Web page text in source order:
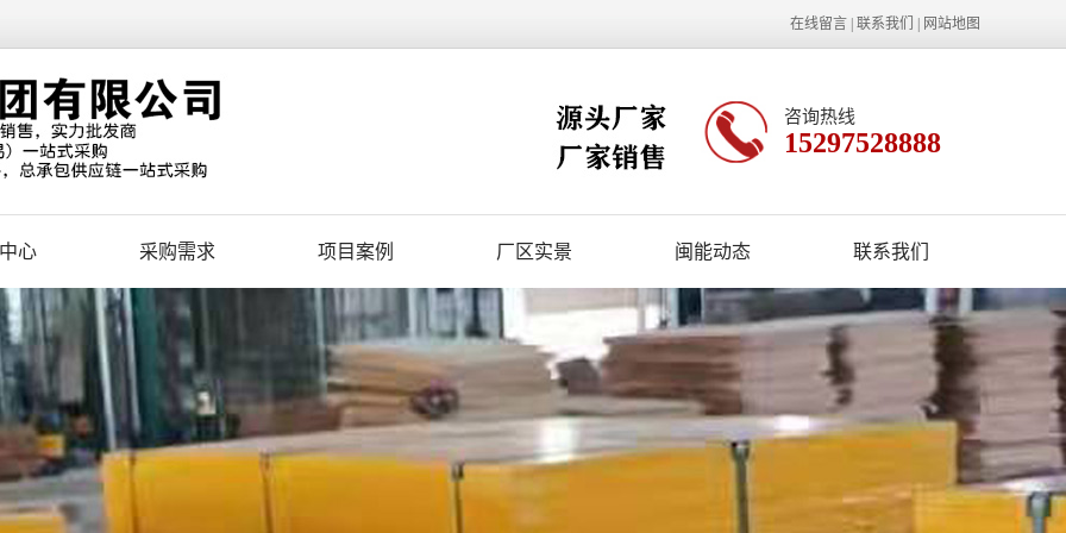
在线留言 联系我们 网站地图
咨询热线
15297528888
心 采购需求 项目案例 厂区实景 闽能动态 联系我们